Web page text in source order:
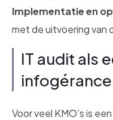
Implementatie en
met de uitvoering van
IT audit als
infogérance
Voor veel KMO’s is